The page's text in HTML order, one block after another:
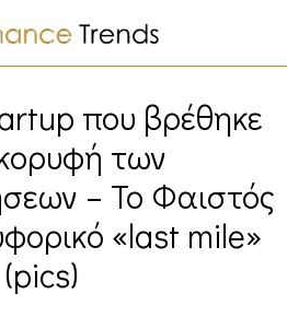
που βρέθηκε
των
– Το Φαιστός
«last mile»
(pics)